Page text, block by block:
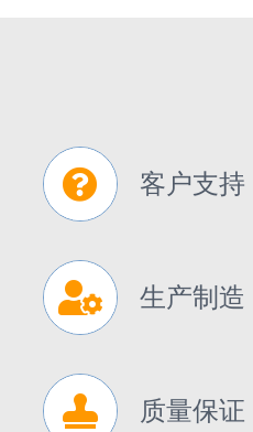
客户支持
生产制造
质量保证